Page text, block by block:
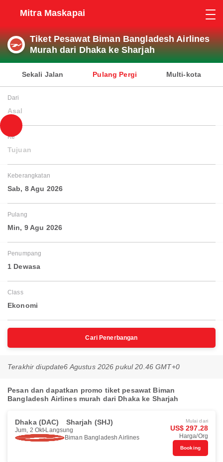
Mitra Maskapai
Tiket Pesawat Biman Bangladesh Airlines
Murah dari Dhaka ke Sharjah
Sekali Jalan Pulang Pergi Multi-kota
Dari
Asal
Ke
Tujuan
Keberangkatan
Sab, 8 Agu 2026
Pulang
Min, 9 Agu 2026
Penumpang
1 Dewasa
Class
Ekonomi
Cari Penerbangan
Terakhir diupdate6 Agustus 2026 pukul 20.46 GMT+0
Pesan dan dapatkan promo tiket pesawat Biman
Bangladesh Airlines murah dari Dhaka ke Sharjah
Dhaka (DAC) Sharjah (SHJ)
Jum, 2 Okt Langsung
Biman Bangladesh Airlines
Mulai dari
US$ 297.28
Harga/Org
Booking